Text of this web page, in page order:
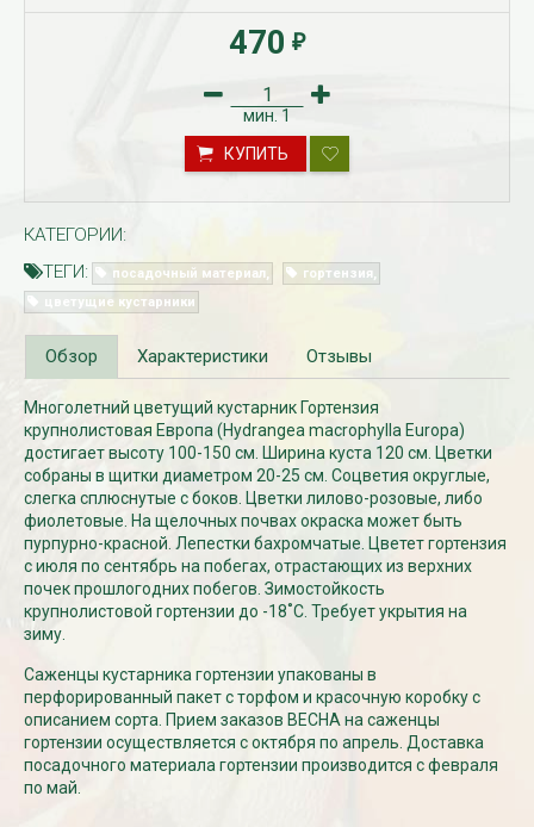
Рассада Незабудка
(Myosotis) в
340
340
СКИДКИ 15 % НА ДУГИ, ЗАБОРЫ,
ШПАЛЕРЫ И ДР.
Скидки 15% !!! При заказе
товаров на сумму от 1000 руб. с
16 марта по 31 марта 2024...
ЧИТАТЬ ДАЛЕЕ →
БЕСПЛАТНАЯ
В первый день весны
марта дарим
марта по 10...
470 ₽
мин. 1
КУПИТЬ
КАТЕГОРИИ:
ТЕГИ:
посадочный материал
гортензия
цветущие кустарники
Обзор Характеристики Отзывы
Многолетний цветущий кустарник Гортензия
крупнолистовая Европа (Hydrangea macrophylla Europa)
достигает высоту 100-150 см. Ширина куста 120 см. Цветки
собраны в щитки диаметром 20-25 см. Соцветия округлые,
слегка сплюснутые с боков. Цветки лилово-розовые, либо
фиолетовые. На щелочных почвах окраска может быть
пурпурно-красной. Лепестки бахромчатые. Цветет гортензия
с июля по сентябрь на побегах, отрастающих из верхних
почек прошлогодних побегов. Зимостойкость
крупнолистовой гортензии до -18˚С. Требует укрытия на
зиму.
Саженцы кустарника гортензии упакованы в
перфорированный пакет с торфом и красочную коробку с
описанием сорта. Прием заказов ВЕСНА на саженцы
гортензии осуществляется с октября по апрель. Доставка
посадочного материала гортензии производится с февраля
по май.